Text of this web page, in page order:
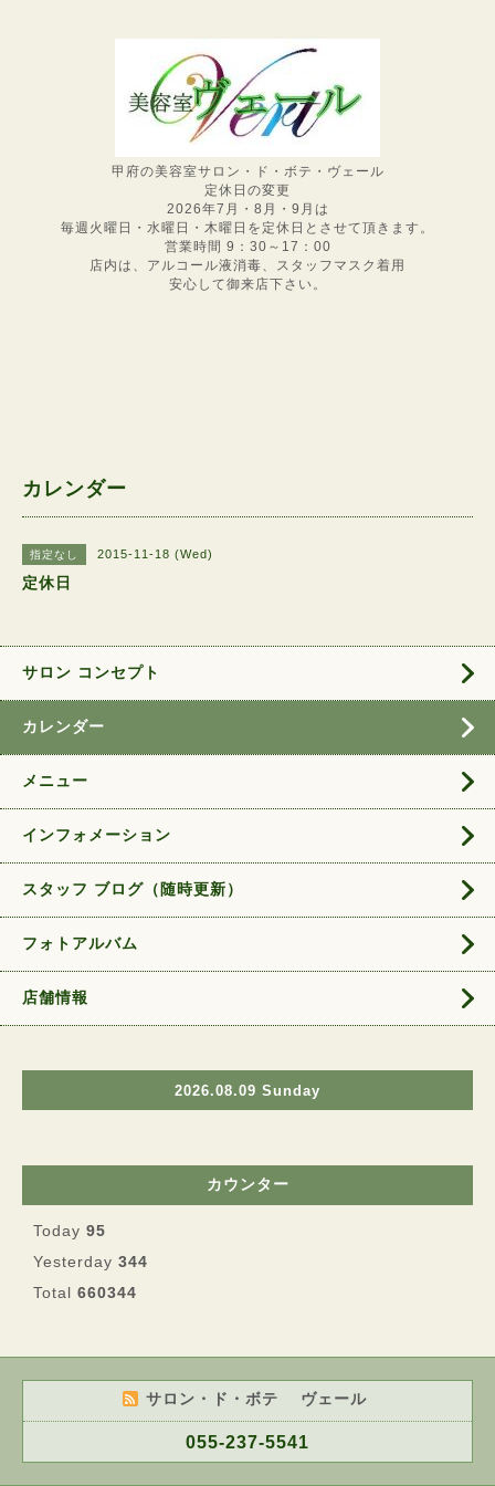
甲府の美容室サロン・ド・ボテ・ヴェール
定休日の変更
2026年7月・8月・9月は
毎週火曜日・水曜日・木曜日を定休日とさせて頂きます。
営業時間 9：30～17：00
店内は、アルコール液消毒、スタッフマスク着用
安心して御来店下さい。
カレンダー
指定なし 2015-11-18 (Wed)
定休日
サロン コンセプト
カレンダー
メニュー
インフォメーション
スタッフ ブログ（随時更新）
フォトアルバム
店舗情報
2026.08.09 Sunday
カウンター
Today 95
Yesterday 344
Total 660344
サロン・ド・ボテ ヴェール
055-237-5541